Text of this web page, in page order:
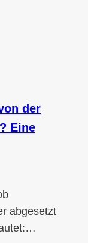
der
Eine
abgesetzt